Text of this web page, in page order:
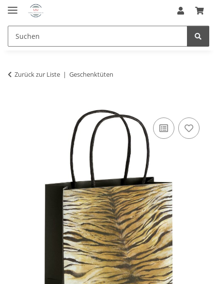
Zurück zur Liste Geschenktüten